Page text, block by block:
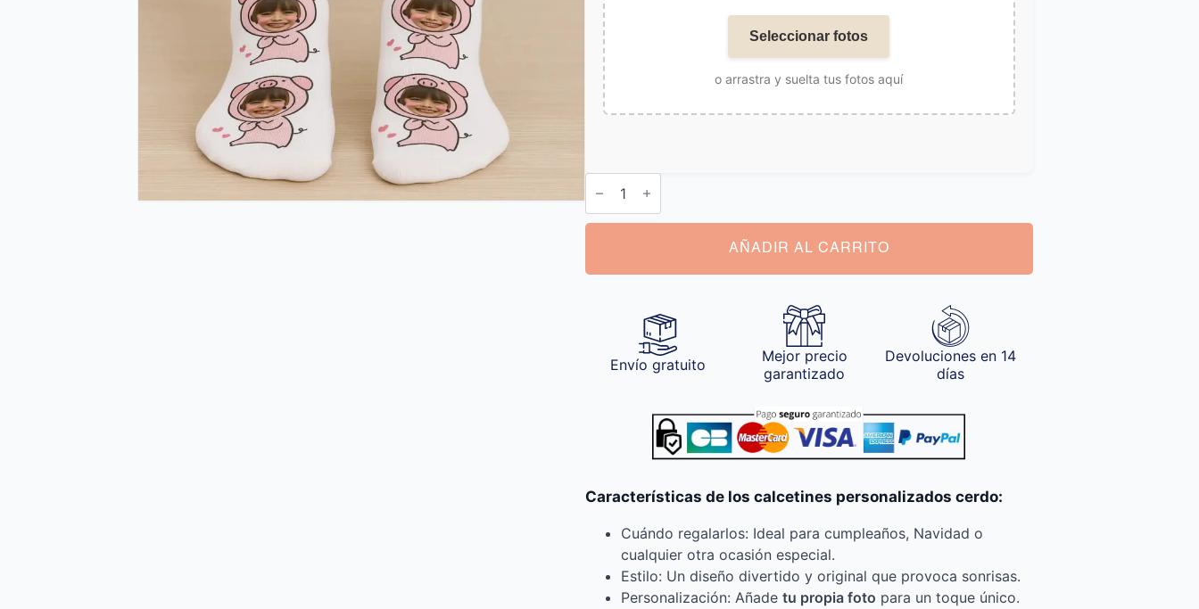
Seleccionar fotos
o arrastra y suelta tus fotos aquí
Calcetines
Personalizados
cantidad
AÑADIR AL CARRITO
Envío gratuito
Mejor precio
garantizado
Devoluciones en 14
días
Características de los calcetines personalizados cerdo:
Cuándo regalarlos: Ideal para cumpleaños, Navidad o
cualquier otra ocasión especial.
Estilo: Un diseño divertido y original que provoca sonrisas.
Personalización: Añade tu propia foto para un toque único.